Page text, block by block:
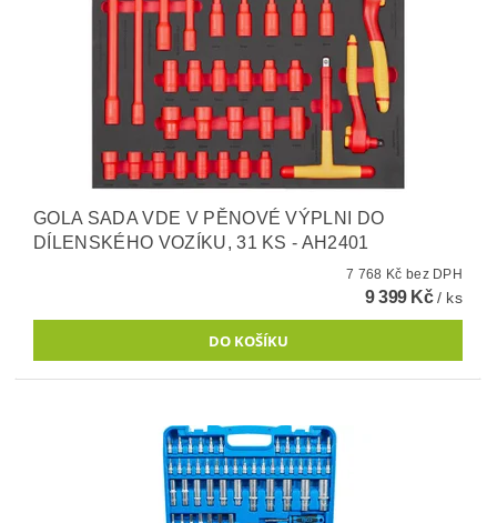
GOLA SADA VDE V PĚNOVÉ VÝPLNI DO
DÍLENSKÉHO VOZÍKU, 31 KS - AH2401
7 768 Kč bez DPH
9 399 Kč/ ks